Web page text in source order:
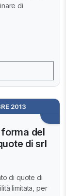
di
2013
del
di srl
di quote di
limitata, per